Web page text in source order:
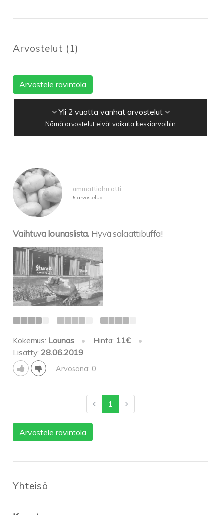
Arvostelut (1)
Arvostele ravintola
Yli 2 vuotta vanhat arvostelut
Nämä arvostelut eivät vaikuta keskiarvoihin
ammattiahmatti
5 arvostelua
Vaihtuva lounaslista. Hyvä salaattibuffa!
Kokemus: Lounas • Hinta: 11€
•
Lisätty: 28.06.2019
Arvosana: 0
1
Arvostele ravintola
Yhteisö